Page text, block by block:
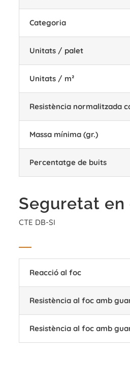
Categoria
Unitats / palet
Unitats / m²
Resistència normalitzada
Massa mínima (gr.)
Percentatge de buits
Seguretat
CTE DB-SI
Reacció al foc
Resistència al foc amb
Resistència al foc amb